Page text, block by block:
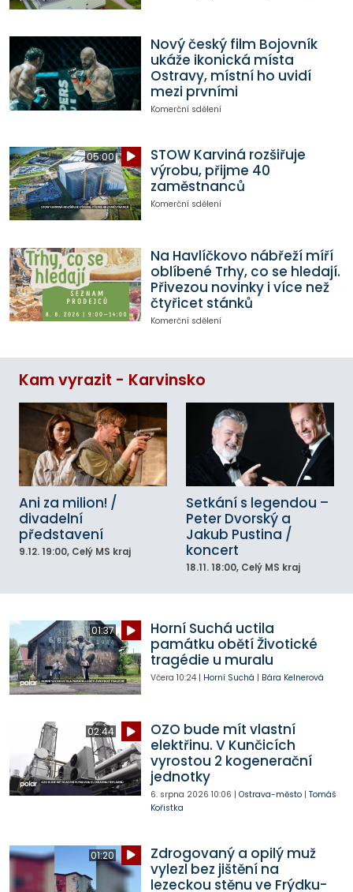
Nový český film Bojovník
ukáže ikonická místa
Ostravy, místní ho uvidí
mezi prvními
Komerční sdělení
05:00
STOW Karviná rozšiřuje
výrobu, přijme 40
zaměstnanců
Komerční sdělení
Na Havlíčkovo nábřeží míří
oblíbené Trhy, co se hledají.
Přivezou novinky i více než
čtyřicet stánků
Komerční sdělení
Kam vyrazit - Karvinsko
Ani za milion! /
divadelní
představení
9.12. 19:00, Celý MS kraj
Setkání s legendou –
Peter Dvorský a
Jakub Pustina /
koncert
18.11. 18:00, Celý MS kraj
01:37
Horní Suchá uctila
památku obětí Životické
tragédie u muralu
Včera 10:24| Horní Suchá | Bára Kelnerová
02:44
OZO bude mít vlastní
elektřinu. V Kunčicích
vyrostou 2 kogenerační
jednotky
6. srpna 2026 10:06 | Ostrava-město| Tomáš
Kořistka
01:20
Zdrogovaný a opilý muž
vylezl bez jištění na
lezeckou stěnu ve Frýdku-